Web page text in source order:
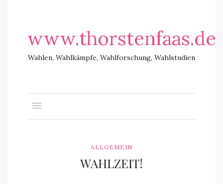
www.thorstenfaas.de
Wahlen, Wahlkämpfe, Wahlforschung, Wahlstudien
ALLGEMEIN
WAHLZEIT!